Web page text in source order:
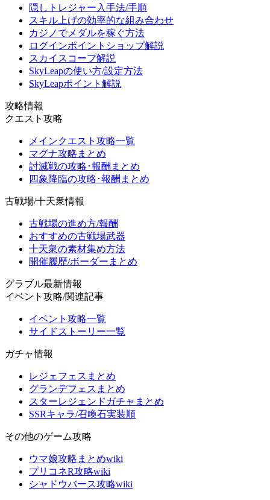
隠しトレジャー入手法/手順
スキル上げの効率的な組み合わせ
カジノでメダルを稼ぐ方法
ログインポイントショップ解説
スカイスコープ解説
SkyLeapの使い方/設定方法
SkyLeapポイント解説
攻略情報
クエスト攻略
メインクエスト攻略一覧
マグナ攻略まとめ
討滅戦の攻略･報酬まとめ
四象降臨の攻略･報酬まとめ
古戦場/十天衆情報
古戦場の進め方/報酬
おすすめの古戦場武器
十天衆の素材集め方法
開催履歴/ボーダーまとめ
グラブル最新情報
イベント攻略/関連記事
イベント攻略一覧
サイドストーリー一覧
ガチャ情報
レジェフェスまとめ
グランデフェスまとめ
スターレジェンドガチャまとめ
SSRキャラ/召喚石実装順
その他のゲーム攻略
ウマ娘攻略まとめwiki
プリコネR攻略wiki
シャドウバース攻略wiki